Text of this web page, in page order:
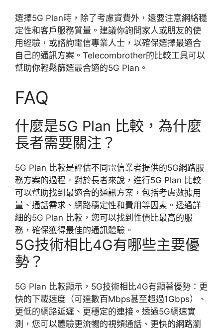
選擇5G Plan時，除了考慮資費外，還要注意網絡穩
定性和客戶服務質量。建議你詢問家人或朋友的使
用經驗，或諮詢電信專業人士，以確保選擇最適合
自己的通訊方案。Telecombrother的比較工具可以
幫助你輕鬆篩選最合適的5G Plan。
FAQ
什麼是5G Plan 比較，為什麼
長者需要關注？
5G Plan 比較是評估不同電信業者提供的5G網路服
務方案的過程。對於長者來說，進行5G Plan 比較
可以幫助找到最適合的通訊方案，包括考慮數據用
量、通話需求、網路穩定性和費用等因素。透過詳
細的5G Plan 比較，您可以找到性價比最高的服
務，確保獲得最佳的通訊體驗。
5G技術相比4G有哪些主要優
勢？
5G Plan 比較顯示，5G技術相比4G有顯著優勢：更
快的下載速度（可達數百Mbps甚至超過1Gbps）、
更低的網路延遲、更穩定的連接。透過5G網速實
測，您可以體驗更流暢的視頻通話、更快的網路瀏